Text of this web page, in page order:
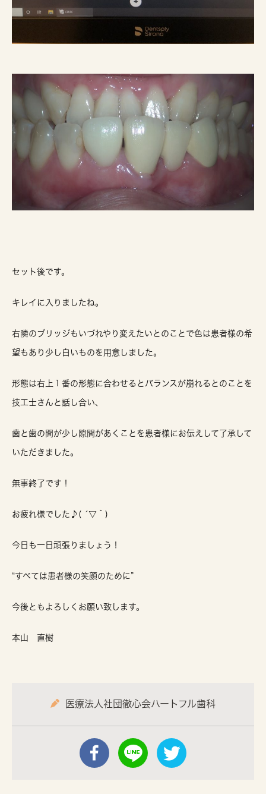
セット後です。
キレイに入りましたね。
右隣のブリッジもいづれやり変えたいとのことで色は患者様の希
望もあり少し白いものを用意しました。
形態は右上１番の形態に合わせるとバランスが崩れるとのことを
技工士さんと話し合い、
歯と歯の間が少し隙間があくことを患者様にお伝えして了承して
いただきました。
無事終了です！
お疲れ様でした♪( ´▽｀)
今日も一日頑張りましょう！
“すべては患者様の笑顔のために”
今後ともよろしくお願い致します。
本山 直樹
医療法人社団徹心会ハートフル歯科